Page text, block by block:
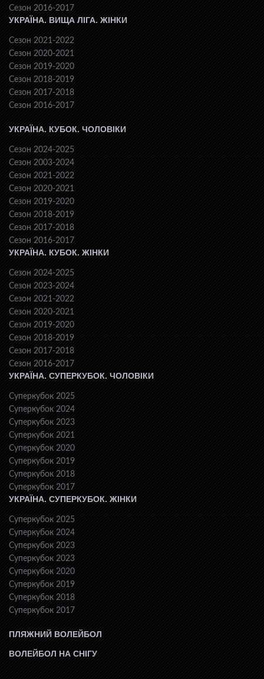
Сезон 2016-2017
УКРАЇНА. ВИЩА ЛІГА. ЖІНКИ
Сезон 2021-2022
Сезон 2020-2021
Сезон 2019-2020
Сезон 2018-2019
Сезон 2017-2018
Сезон 2016-2017
УКРАЇНА. КУБОК. ЧОЛОВІКИ
Сезон 2024-2025
Сезон 2003-2024
Сезон 2021-2022
Сезон 2020-2021
Сезон 2019-2020
Сезон 2018-2019
Сезон 2017-2018
Сезон 2016-2017
УКРАЇНА. КУБОК. ЖІНКИ
Сезон 2024-2025
Сезон 2023-2024
Сезон 2021-2022
Сезон 2020-2021
Сезон 2019-2020
Сезон 2018-2019
Сезон 2017-2018
Сезон 2016-2017
УКРАЇНА. СУПЕРКУБОК. ЧОЛОВІКИ
Суперкубок 2025
Суперкубок 2024
Суперкубок 2023
Суперкубок 2021
Суперкубок 2020
Суперкубок 2019
Суперкубок 2018
Суперкубок 2017
УКРАЇНА. СУПЕРКУБОК. ЖІНКИ
Суперкубок 2025
Суперкубок 2024
Суперкубок 2023
Суперкубок 2023
Суперкубок 2020
Суперкубок 2019
Суперкубок 2018
Суперкубок 2017
ПЛЯЖНИЙ ВОЛЕЙБОЛ
ВОЛЕЙБОЛ НА СНІГУ